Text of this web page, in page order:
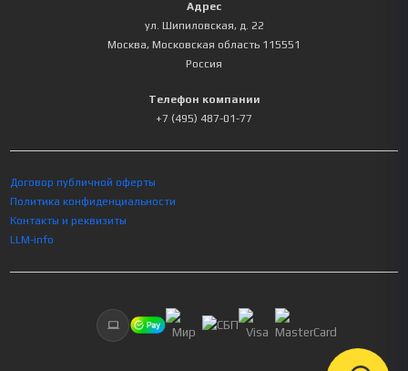
Адрес
ул. Шипиловская, д. 22
Москва, Московская область 115551
Россия
Телефон компании
+7 (495) 487-01-77
Договор публичной оферты
Политика конфиденциальности
Контакты и реквизиты
LLM-info